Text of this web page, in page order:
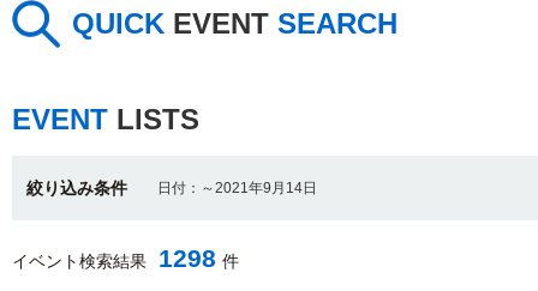
QUICK EVENT SEARCH
EVENT LISTS
絞り込み条件 日付：～2021年9月14日
イベント検索結果 1298 件